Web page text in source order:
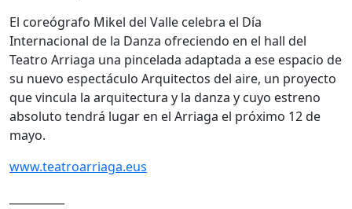
El coreógrafo Mikel del Valle celebra el Día
Internacional de la Danza ofreciendo en el hall del
Teatro Arriaga una pincelada adaptada a ese espacio de
su nuevo espectáculo Arquitectos del aire, un proyecto
que vincula la arquitectura y la danza y cuyo estreno
absoluto tendrá lugar en el Arriaga el próximo 12 de
mayo.
www.teatroarriaga.eus